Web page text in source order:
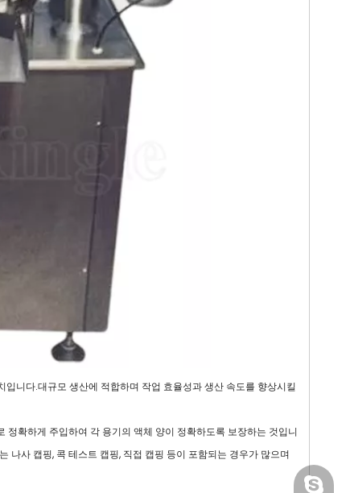
동 소형 식품 분말 충전
니다.대규모 생산에 적합하며 작업 효율성과 생산 속도를 향상시킬
확하게 주입하여 각 용기의 액체 양이 정확하도록 보장하는 것입니
나사 캡핑, 콕 테스트 캡핑, 직접 캡핑 등이 포함되는 경우가 많으며